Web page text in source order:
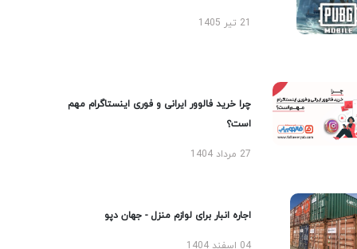
چرا خرید فالوور ایرانی و فوری اینستاگرام مهم
است؟
27 مرداد 1404
اجاره انبار برای لوازم منزل - جهان دپو
04 اسفند 1404